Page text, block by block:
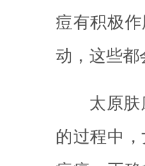
痘有积极
动，这些都
太原
的过程中